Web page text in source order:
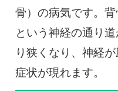
骨）の病気です。背
という神経の通り
り狭くなり、神経
症状が現れます。